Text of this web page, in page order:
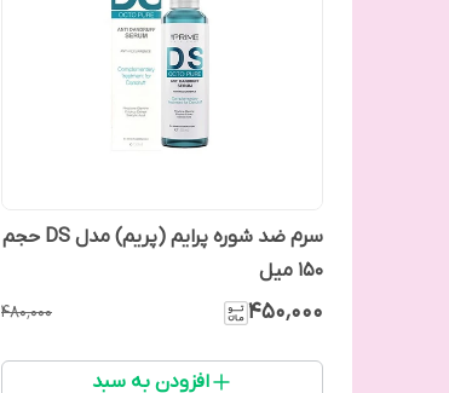
سرم ضد شوره پرایم (پریم) مدل DS حجم
150 میل
۴۵۰٬۰۰۰ ۴۸۰٬۰۰۰
افزودن به سبد